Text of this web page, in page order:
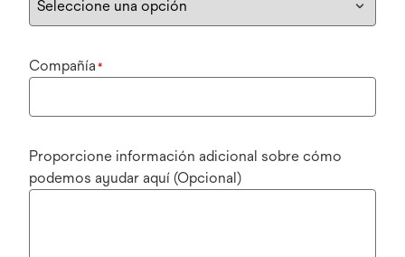
Compañía *
Proporcione información adicional sobre cómo
podemos ayudar aquí (Opcional)